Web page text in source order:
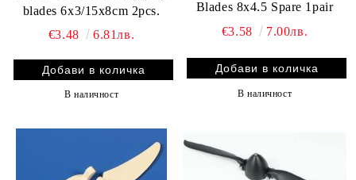
blades 6x3/15x8cm 2pcs.
€3.48
6.81лв.
В наличност
Blades 8x4.5 Spare 1pair
€3.58
7.00лв.
В наличност